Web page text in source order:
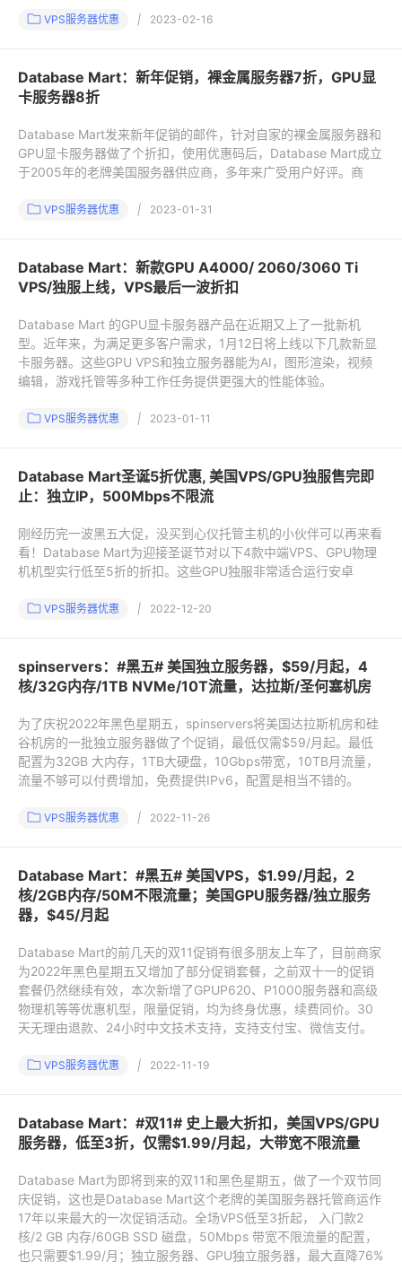
VPS服务器优惠 | 2023-02-16
Database Mart：新年促销，裸金属服务器7折，GPU显
卡服务器8折
Database Mart发来新年促销的邮件，针对自家的裸金属服务器和
GPU显卡服务器做了个折扣，使用优惠码后，Database Mart成立
于2005年的老牌美国服务器供应商，多年来广受用户好评。商
VPS服务器优惠 | 2023-01-31
Database Mart：新款GPU A4000/ 2060/3060 Ti
VPS/独服上线，VPS最后一波折扣
Database Mart 的GPU显卡服务器产品在近期又上了一批新机
型。近年来，为满足更多客户需求，1月12日将上线以下几款新显
卡服务器。这些GPU VPS和独立服务器能为AI，图形渲染，视频
编辑，游戏托管等多种工作任务提供更强大的性能体验。
VPS服务器优惠 | 2023-01-11
Database Mart圣诞5折优惠, 美国VPS/GPU独服售完即
止：独立IP，500Mbps不限流
刚经历完一波黑五大促，没买到心仪托管主机的小伙伴可以再来看
看！Database Mart为迎接圣诞节对以下4款中端VPS、GPU物理
机机型实行低至5折的折扣。这些GPU独服非常适合运行安卓
VPS服务器优惠 | 2022-12-20
spinservers：#黑五# 美国独立服务器，$59/月起，4
核/32G内存/1TB NVMe/10T流量，达拉斯/圣何塞机房
为了庆祝2022年黑色星期五，spinservers将美国达拉斯机房和硅
谷机房的一批独立服务器做了个促销，最低仅需$59/月起。最低
配置为32GB 大内存，1TB大硬盘，10Gbps带宽，10TB月流量，
流量不够可以付费增加，免费提供IPv6，配置是相当不错的。
VPS服务器优惠 | 2022-11-26
Database Mart：#黑五# 美国VPS，$1.99/月起，2
核/2GB内存/50M不限流量；美国GPU服务器/独立服务
器，$45/月起
Database Mart的前几天的双11促销有很多朋友上车了，目前商家
为2022年黑色星期五又增加了部分促销套餐，之前双十一的促销
套餐仍然继续有效，本次新增了GPUP620、P1000服务器和高级
物理机等等优惠机型，限量促销，均为终身优惠，续费同价。30
天无理由退款、24小时中文技术支持，支持支付宝、微信支付。
VPS服务器优惠 | 2022-11-19
Database Mart：#双11# 史上最大折扣，美国VPS/GPU
服务器，低至3折，仅需$1.99/月起，大带宽不限流量
Database Mart为即将到来的双11和黑色星期五，做了一个双节同
庆促销，这也是Database Mart这个老牌的美国服务器托管商运作
17年以来最大的一次促销活动。全场VPS低至3折起， 入门款2
核/2 GB 内存/60GB SSD 磁盘，50Mbps 带宽不限流量的配置，
也只需要$1.99/月；独立服务器、GPU独立服务器，最大直降76%